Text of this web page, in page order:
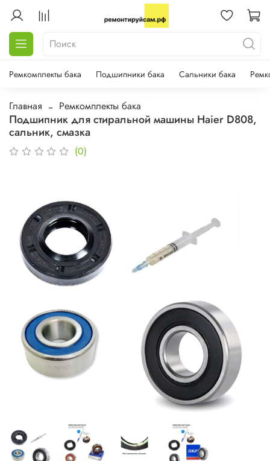
Ремкомплекты бака Подшипники бака Сальники бака
Главная Ремкомплекты бака
Подшипник для стиральной машины Haier D808,
сальник, смазка
(0)